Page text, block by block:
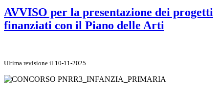
AVVISO per la presentazione dei progetti
finanziati con il Piano delle Arti
Ultima revisione il 10-11-2025